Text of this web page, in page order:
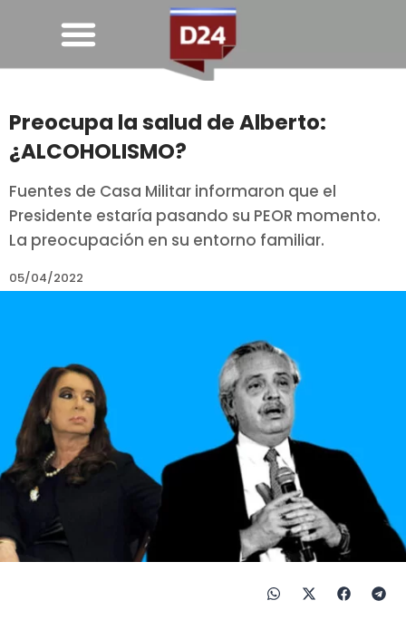
Preocupa la salud de Alberto:
¿ALCOHOLISMO?
Fuentes de Casa Militar informaron que el
Presidente estaría pasando su PEOR momento.
La preocupación en su entorno familiar.
05/04/2022